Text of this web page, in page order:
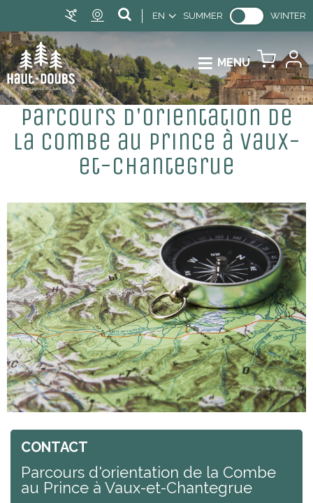
EN SUMMER WINTER
MENU
Parcours d'orientation de
la Combe au Prince à Vaux-
et-Chantegrue
CONTACT
Parcours d'orientation de la Combe
au Prince à Vaux-et-Chantegrue